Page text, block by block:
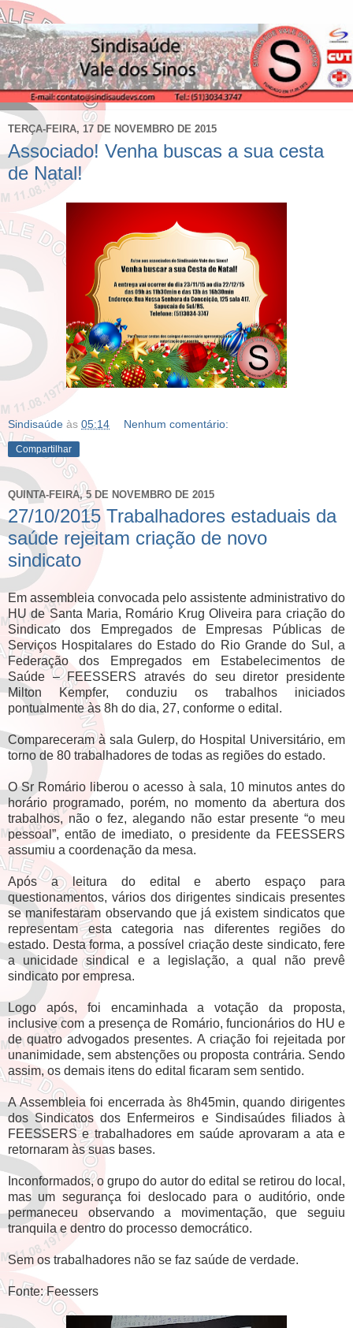
TERÇA-FEIRA, 17 DE NOVEMBRO DE 2015
Associado! Venha buscas a sua cesta
de Natal!
Sindisaúde às 05:14 Nenhum comentário:
Compartilhar
QUINTA-FEIRA, 5 DE NOVEMBRO DE 2015
27/10/2015 Trabalhadores estaduais da
saúde rejeitam criação de novo
sindicato
Em assembleia convocada pelo assistente administrativo do
HU de Santa Maria, Romário Krug Oliveira para criação do
Sindicato dos Empregados de Empresas Públicas de
Serviços Hospitalares do Estado do Rio Grande do Sul, a
Federação dos Empregados em Estabelecimentos de
Saúde – FEESSERS através do seu diretor presidente
Milton Kempfer, conduziu os trabalhos iniciados
pontualmente às 8h do dia, 27, conforme o edital.
Compareceram à sala Gulerp, do Hospital Universitário, em
torno de 80 trabalhadores de todas as regiões do estado.
O Sr Romário liberou o acesso à sala, 10 minutos antes do
horário programado, porém, no momento da abertura dos
trabalhos, não o fez, alegando não estar presente “o meu
pessoal”, então de imediato, o presidente da FEESSERS
assumiu a coordenação da mesa.
Após a leitura do edital e aberto espaço para
questionamentos, vários dos dirigentes sindicais presentes
se manifestaram observando que já existem sindicatos que
representam esta categoria nas diferentes regiões do
estado. Desta forma, a possível criação deste sindicato, fere
a unicidade sindical e a legislação, a qual não prevê
sindicato por empresa.
Logo após, foi encaminhada a votação da proposta,
inclusive com a presença de Romário, funcionários do HU e
de quatro advogados presentes. A criação foi rejeitada por
unanimidade, sem abstenções ou proposta contrária. Sendo
assim, os demais itens do edital ficaram sem sentido.
A Assembleia foi encerrada às 8h45min, quando dirigentes
dos Sindicatos dos Enfermeiros e Sindisaúdes filiados à
FEESSERS e trabalhadores em saúde aprovaram a ata e
retornaram às suas bases.
Inconformados, o grupo do autor do edital se retirou do local,
mas um segurança foi deslocado para o auditório, onde
permaneceu observando a movimentação, que seguiu
tranquila e dentro do processo democrático.
Sem os trabalhadores não se faz saúde de verdade.
Fonte: Feessers